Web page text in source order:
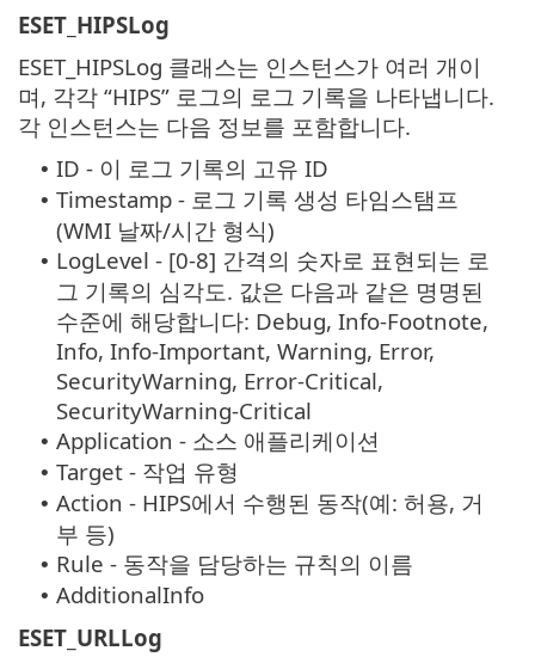
ESET_HIPSLog
ESET_HIPSLog 클래스는 인스턴스가 여러 개이
며, 각각 “HIPS” 로그의 로그 기록을 나타냅니다.
각 인스턴스는 다음 정보를 포함합니다.
• ID - 이 로그 기록의 고유 ID
• Timestamp - 로그 기록 생성 타임스탬프
(WMI 날짜/시간 형식)
• LogLevel - [0-8] 간격의 숫자로 표현되는 로
그 기록의 심각도. 값은 다음과 같은 명명된
수준에 해당합니다: Debug, Info-Footnote,
Info, Info-Important, Warning, Error,
SecurityWarning, Error-Critical,
SecurityWarning-Critical
• Application - 소스 애플리케이션
• Target - 작업 유형
• Action - HIPS에서 수행된 동작(예: 허용, 거
부 등)
• Rule - 동작을 담당하는 규칙의 이름
• AdditionalInfo
ESET_URLLog